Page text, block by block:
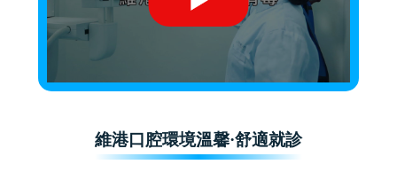
維港口腔環境溫馨·舒適就診